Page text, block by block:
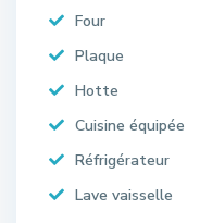
Four
Plaque
Hotte
Cuisine équipée
Réfrigérateur
Lave vaisselle